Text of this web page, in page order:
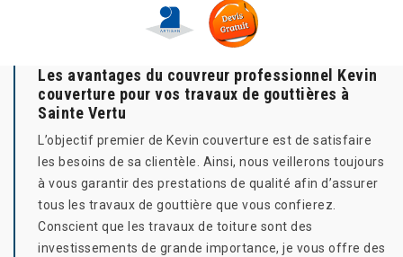
Les avantages du couvreur professionnel Kevin
couverture pour vos travaux de gouttières à
Sainte Vertu
L’objectif premier de Kevin couverture est de satisfaire
les besoins de sa clientèle. Ainsi, nous veillerons toujours
à vous garantir des prestations de qualité afin d’assurer
tous les travaux de gouttière que vous confierez.
Conscient que les travaux de toiture sont des
investissements de grande importance, je vous offre des